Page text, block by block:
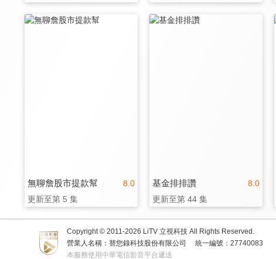
8.0
無聊詹股市提款幫
更新至第 5 集
8.0
基金排排讚
更新至第 44 集
Copyright © 2011-2026 LiTV 立視科技 All Rights Reserved.
營業人名稱：替您錄科技股份有限公司
統一編號：27740083
本服務使用中華電信影音平台遞送